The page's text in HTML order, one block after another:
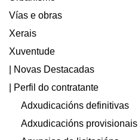
Vías e obras
Xerais
Xuventude
| Novas Destacadas
| Perfil do contratante
Adxudicacións definitivas
Adxudicacións provisionais